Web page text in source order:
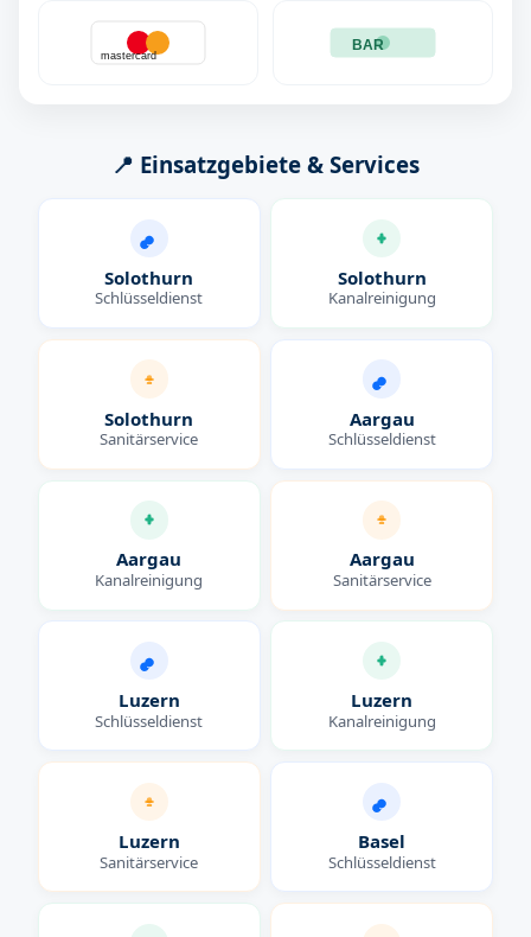
mastercard
BAR
📍 Einsatzgebiete & Services
Solothurn
Schlüsseldienst
Solothurn
Kanalreinigung
Solothurn
Sanitärservice
Aargau
Schlüsseldienst
Aargau
Kanalreinigung
Aargau
Sanitärservice
Luzern
Schlüsseldienst
Luzern
Kanalreinigung
Luzern
Sanitärservice
Basel
Schlüsseldienst